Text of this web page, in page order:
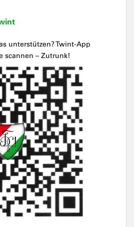
unterstützen? Twint-App
scannen – Zutrunk!